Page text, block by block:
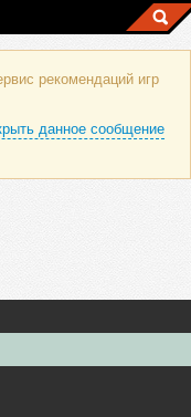
рекомендаций игр
данное сообщение